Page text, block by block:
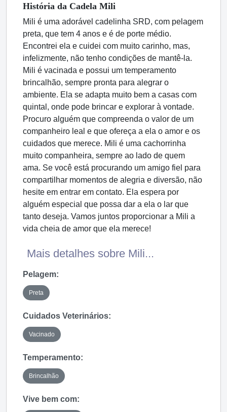
História da Cadela Mili
Mili é uma adorável cadelinha SRD, com pelagem
preta, que tem 4 anos e é de porte médio.
Encontrei ela e cuidei com muito carinho, mas,
infelizmente, não tenho condições de mantê-la.
Mili é vacinada e possui um temperamento
brincalhão, sempre pronta para alegrar o
ambiente. Ela se adapta muito bem a casas com
quintal, onde pode brincar e explorar à vontade.
Procuro alguém que compreenda o valor de um
companheiro leal e que ofereça a ela o amor e os
cuidados que merece. Mili é uma cachorrinha
muito companheira, sempre ao lado de quem
ama. Se você está procurando um amigo fiel para
compartilhar momentos de alegria e diversão, não
hesite em entrar em contato. Ela espera por
alguém especial que possa dar a ela o lar que
tanto deseja. Vamos juntos proporcionar a Mili a
vida cheia de amor que ela merece!
Mais detalhes sobre Mili...
Pelagem:
Preta
Cuidados Veterinários:
Vacinado
Temperamento:
Brincalhão
Vive bem com: